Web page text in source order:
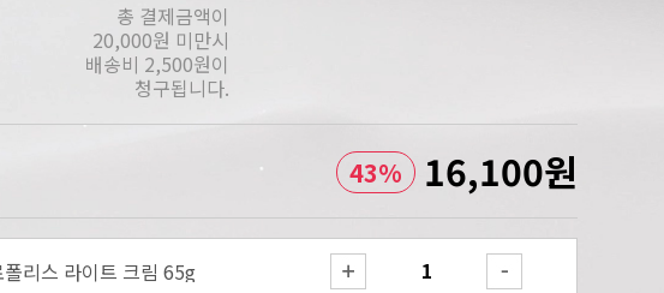
총 결제금액이
20,000원 미만시
배송비 2,500원이
청구됩니다.
43% 16,100원
리스 라이트 크림 65g